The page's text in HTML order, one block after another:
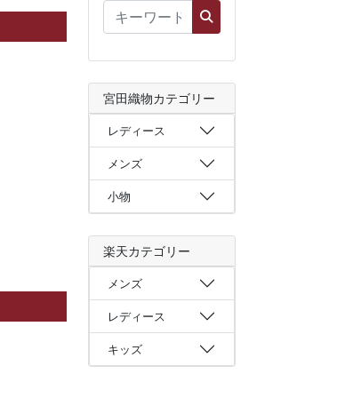
宮田織物カテゴリー
レディース
メンズ
小物
楽天カテゴリー
メンズ
レディース
キッズ